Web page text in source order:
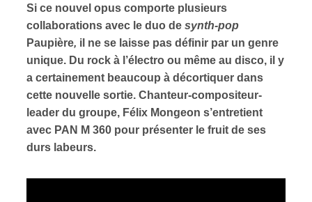
Si ce nouvel opus comporte plusieurs
collaborations avec le duo de synth-pop
Paupière, il ne se laisse pas définir par un genre
unique. Du rock à l’électro ou même au disco, il y
a certainement beaucoup à décortiquer dans
cette nouvelle sortie. Chanteur-compositeur-
leader du groupe, Félix Mongeon s’entretient
avec PAN M 360 pour présenter le fruit de ses
durs labeurs.